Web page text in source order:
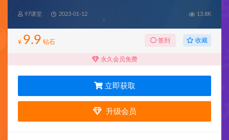
97课堂 2023-01-12 13.8K
¥ 9.9 钻石 签到 收藏
永久会员免费
立即获取
升级会员